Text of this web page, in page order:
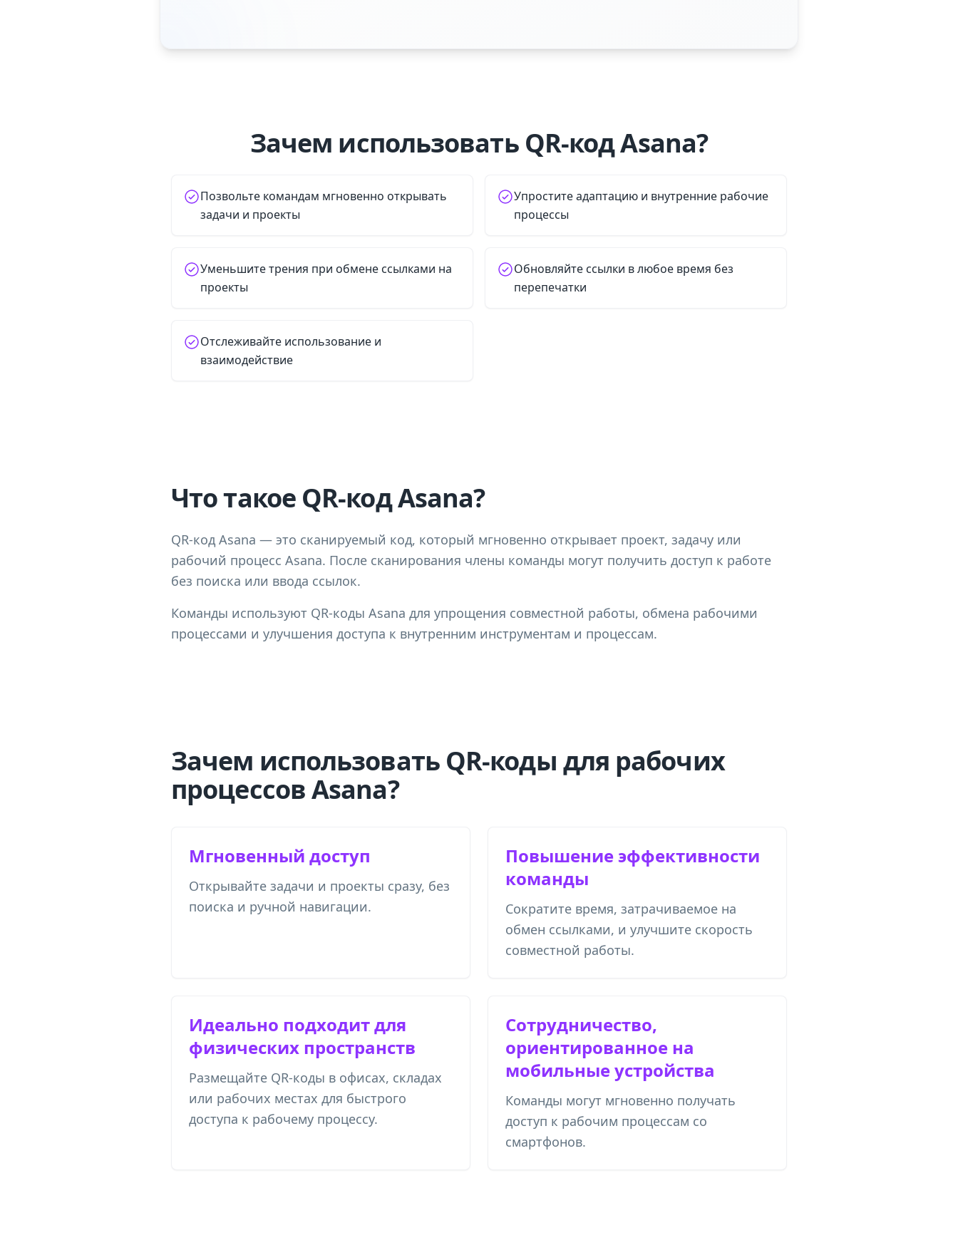
Зачем использовать QR-код Asana?
Позвольте командам мгновенно открывать
задачи и проекты
Упростите адаптацию и внутренние рабочие
процессы
Уменьшите трения при обмене ссылками на
проекты
Обновляйте ссылки в любое время без
перепечатки
Отслеживайте использование и
взаимодействие
Что такое QR-код Asana?
QR-код Asana — это сканируемый код, который мгновенно открывает проект, задачу или
рабочий процесс Asana. После сканирования члены команды могут получить доступ к работе
без поиска или ввода ссылок.
Команды используют QR-коды Asana для упрощения совместной работы, обмена рабочими
процессами и улучшения доступа к внутренним инструментам и процессам.
Зачем использовать QR-коды для рабочих
процессов Asana?
Мгновенный доступ
Открывайте задачи и проекты сразу, без
поиска и ручной навигации.
Повышение эффективности
команды
Сократите время, затрачиваемое на
обмен ссылками, и улучшите скорость
совместной работы.
Идеально подходит для
физических пространств
Размещайте QR-коды в офисах, складах
или рабочих местах для быстрого
доступа к рабочему процессу.
Сотрудничество,
ориентированное на
мобильные устройства
Команды могут мгновенно получать
доступ к рабочим процессам со
смартфонов.